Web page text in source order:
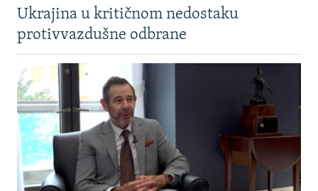
Ukrajina u kritičnom nedostaku
protivvazdušne odbrane